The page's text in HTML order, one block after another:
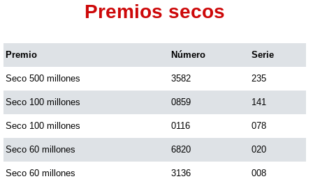
Premios secos
Premio Número Serie
Seco 500 millones 3582 235
Seco 100 millones 0859 141
Seco 100 millones 0116 078
Seco 60 millones 6820 020
Seco 60 millones 3136 008